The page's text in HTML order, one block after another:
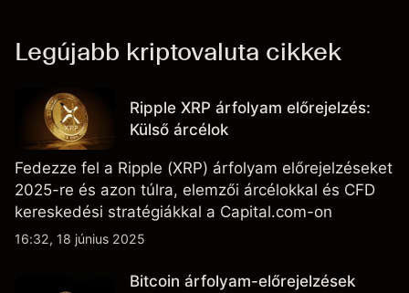
Legújabb kriptovaluta cikkek
Ripple XRP árfolyam előrejelzés:
Külső árcélok
Fedezze fel a Ripple (XRP) árfolyam előrejelzéseket
2025-re és azon túlra, elemzői árcélokkal és CFD
kereskedési stratégiákkal a Capital.com-on
16:32, 18 június 2025
Bitcoin árfolyam-előrejelzések